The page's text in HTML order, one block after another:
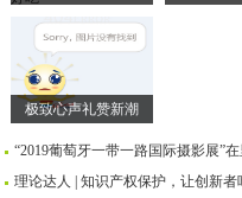
极致心声礼赞新潮
“2019葡萄牙一带一路国际摄影展”在
理论达人 | 知识产权保护，让创新者